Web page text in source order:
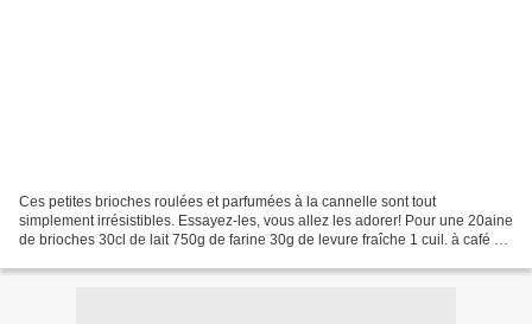
Ces petites brioches roulées et parfumées à la cannelle sont tout
simplement irrésistibles. Essayez-les, vous allez les adorer! Pour une 20aine
de brioches 30cl de lait 750g de farine 30g de levure fraîche 1 cuil. à café de